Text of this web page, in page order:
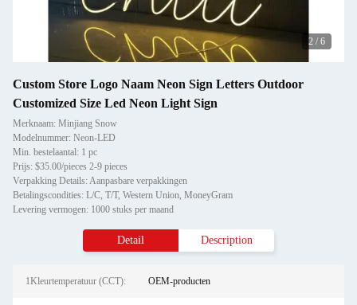
2 / 6
Custom Store Logo Naam Neon Sign Letters Outdoor
Customized Size Led Neon Light Sign
Merknaam: Minjiang Snow
Modelnummer: Neon-LED
Min. bestelaantal: 1 pc
Prijs: $35.00/pieces 2-9 pieces
Verpakking Details: Aanpasbare verpakkingen
Betalingscondities: L/C, T/T, Western Union, MoneyGram
Levering vermogen: 1000 stuks per maand
Detail Description
1Kleurtemperatuur (CCT): OEM-producten